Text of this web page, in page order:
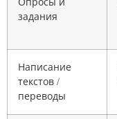
задания
Написание
текстов /
переводы